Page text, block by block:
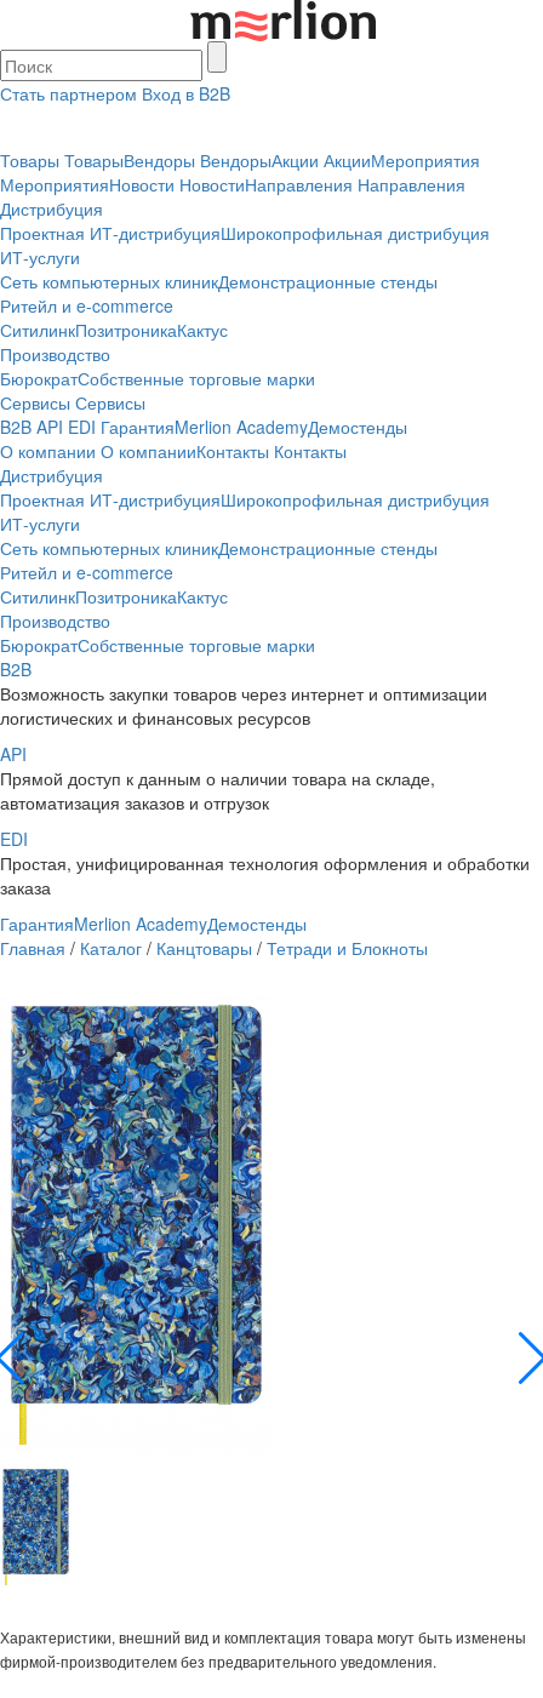
Стать партнером Вход в B2B
Товары ТоварыВендоры ВендорыАкции АкцииМероприятия
МероприятияНовости НовостиНаправления Направления
Дистрибуция
Проектная ИТ-дистрибуцияШирокопрофильная дистрибуция
ИТ-услуги
Сеть компьютерных клиникДемонстрационные стенды
Ритейл и e-commerce
СитилинкПозитроникаКактус
Производство
БюрократСобственные торговые марки
Сервисы Сервисы
B2B API EDI ГарантияMerlion AcademyДемостенды
О компании О компанииКонтакты Контакты
Дистрибуция
Проектная ИТ-дистрибуцияШирокопрофильная дистрибуция
ИТ-услуги
Сеть компьютерных клиникДемонстрационные стенды
Ритейл и e-commerce
СитилинкПозитроникаКактус
Производство
БюрократСобственные торговые марки
B2B
Возможность закупки товаров через интернет и оптимизации
логистических и финансовых ресурсов
API
Прямой доступ к данным о наличии товара на складе,
автоматизация заказов и отгрузок
EDI
Простая, унифицированная технология оформления и обработки
заказа
ГарантияMerlion AcademyДемостенды
Главная / Каталог / Канцтовары / Тетради и Блокноты
Характеристики, внешний вид и комплектация товара могут быть изменены
фирмой-производителем без предварительного уведомления.